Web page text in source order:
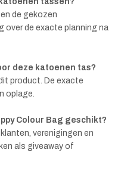
de gekozen
over de exacte planning na
deze katoenen tas?
product. De exacte
oplage.
Colour Bag geschikt?
verenigingen en
als giveaway of